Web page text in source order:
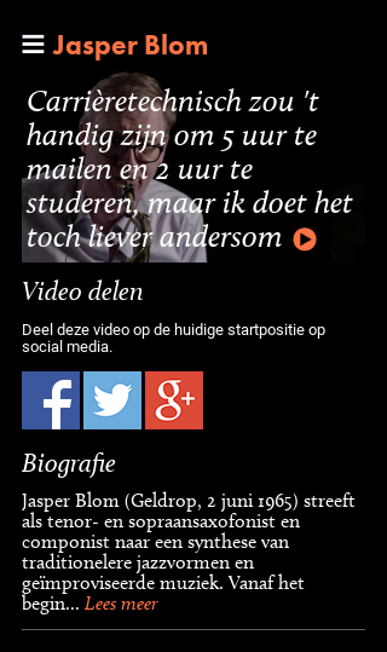
Jasper Blom
Carrièretechnisch zou 't
handig zijn om 5 uur te
mailen en 2 uur te
studeren, maar ik doet het
toch liever andersom
Video delen
Deel deze video op de huidige startpositie op
social media.
Biografie
Jasper Blom (Geldrop, 2 juni 1965) streeft
als tenor- en sopraansaxofonist en
componist naar een synthese van
traditionelere jazzvormen en
geïmproviseerde muziek. Vanaf het
begin... Lees meer